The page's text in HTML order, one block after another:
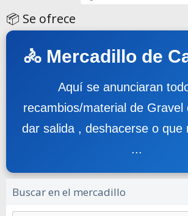
📦 Se ofrece
🚴 Mercadillo de
Aquí se anunciaran
recambios/material de Gravel
dar salida , deshacerse o que
...
Buscar en el mercadillo